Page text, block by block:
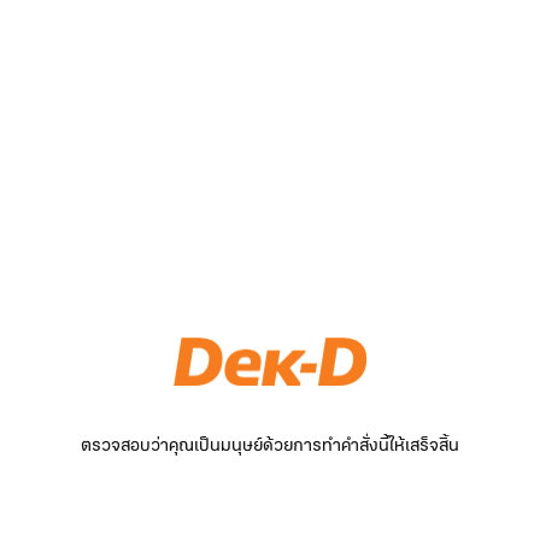
ตรวจสอบว่าคุณเป็นมนุษย์ด้วยการทำคำสั่งนี้ให้เสร็จสิ้น